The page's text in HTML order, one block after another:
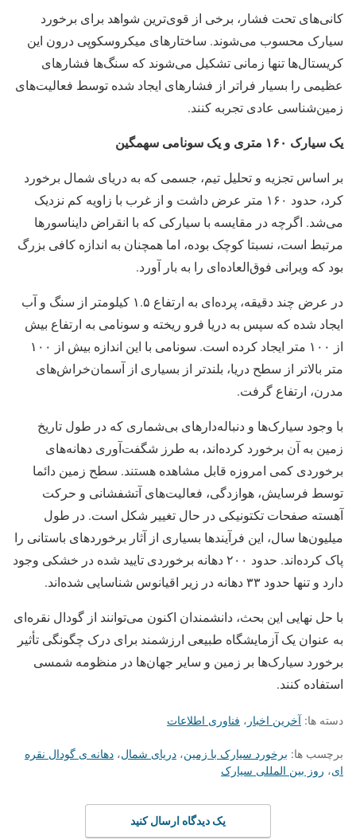
کانی‌های تحت فشار، برخی از قوی‌ترین شواهد برای برخورد
سیارک محسوب می‌شوند. ساختارهای میکروسکوپی درون این
کریستال‌ها تنها زمانی تشکیل می‌شوند که سنگ‌ها فشارهای
عظیمی را بسیار فراتر از فشارهای ایجاد شده توسط فعالیت‌های
زمین‌شناسی عادی تجربه کنند.
یک سیارک ۱۶۰ متری و یک سونامی سهمگین
بر اساس تجزیه و تحلیل تیم، جسمی که به دریای شمال برخورد
کرد، حدود ۱۶۰ متر عرض داشت و از غرب با زاویه کم نزدیک
می‌شد. اگرچه در مقایسه با سیارکی که با انقراض دایناسورها
مرتبط است، نسبتا کوچک بوده، اما همچنان به اندازه کافی بزرگ
بود که ویرانی فوق‌العاده‌ای را به بار آورد.
در عرض چند دقیقه، پرده‌ای به ارتفاع ۱.۵ کیلومتر از سنگ و آب
ایجاد شده که سپس به دریا فرو ریخته و سونامی‌ به ارتفاع بیش
از ۱۰۰ متر ایجاد کرده است. سونامی با این اندازه بیش از ۱۰۰
متر بالاتر از سطح دریا، بلندتر از بسیاری از آسمان‌خراش‌های
مدرن، ارتفاع گرفت.
با وجود سیارک‌ها و دنباله‌دارهای بی‌شماری که در طول تاریخ
زمین به آن برخورد کرده‌اند، به طرز شگفت‌آوری دهانه‌های
برخوردی کمی امروزه قابل مشاهده هستند. سطح زمین دائما
توسط فرسایش، هوازدگی، فعالیت‌های آتشفشانی و حرکت
آهسته صفحات تکتونیکی در حال تغییر شکل است. در طول
میلیون‌ها سال، این فرآیندها بسیاری از آثار برخوردهای باستانی را
پاک کرده‌اند. حدود ۲۰۰ دهانه برخوردی تایید شده در خشکی وجود
دارد و تنها حدود ۳۳ دهانه در زیر اقیانوس شناسایی شده‌اند.
با حل نهایی این بحث، دانشمندان اکنون می‌توانند از گودال نقره‌ای
به عنوان یک آزمایشگاه طبیعی ارزشمند برای درک چگونگی تأثیر
برخورد سیارک‌ها بر زمین و سایر جهان‌ها در منظومه شمسی
استفاده کنند.
دسته ها: آخرین اخبار ، فناوری اطلاعات
برچسب ها: برخورد سیارک با زمین، دریای شمال، دهانه ی گودال نقره
ای، روز بین المللی سیارک
یک دیدگاه ارسال کنید